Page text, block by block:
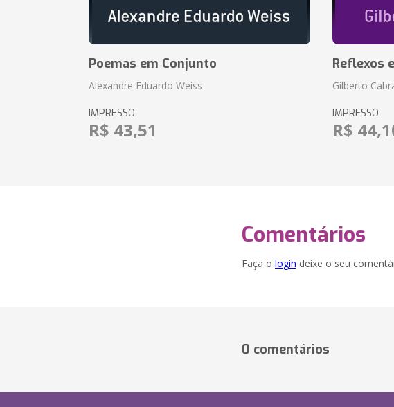
Poemas em Conjunto
Alexandre Eduardo Weiss
IMPRESSO
R$ 43,51
Reflexos
Gilberto
IMPRESSO
R$
Comentários
Faça o login deixe o seu
0 comentários